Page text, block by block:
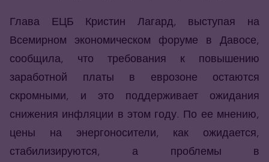
Глава ЕЦБ Кристин Лагард, выступая на
Всемирном экономическом форуме в Давосе,
сообщила, что требования к повышению
заработной платы в еврозоне остаются
скромными, и это поддерживает ожидания
снижения инфляции в этом году. По ее мнению,
цены на энергоносители, как ожидается,
стабилизируются, а проблемы в